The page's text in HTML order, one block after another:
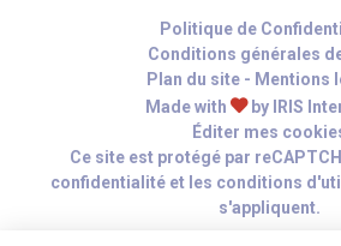
Politique de
Conditions générales
Plan du site - Mentions
Made with
by
IRIS
Éditer mes
Ce site est protégé par
confidentialité et les conditions
s'appliquent.